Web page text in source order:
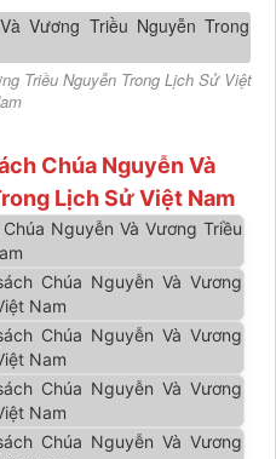
Triều Nguyễn Trong Lịch Sử Việt
Chúa Nguyễn Và
Lịch Sử Việt Nam